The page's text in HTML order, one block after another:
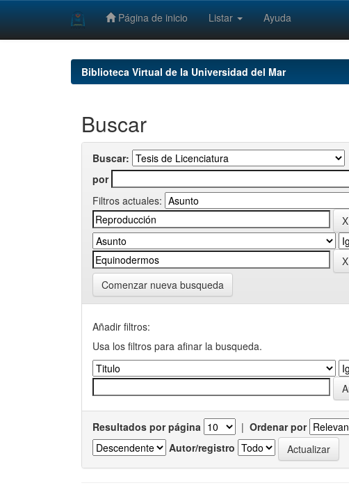
Página de inicio Listar Ayuda
Biblioteca Virtual de la Universidad del Mar
Buscar
Buscar:
por
Filtros actuales:
Comenzar nueva busqueda
Añadir filtros:
Usa los filtros para afinar la busqueda.
Resultados por página | Ordenar por
Autor/registro